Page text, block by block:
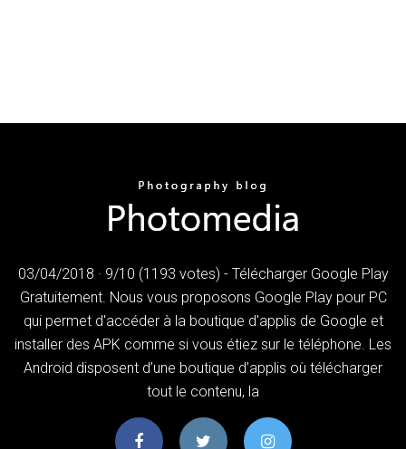
03/04/2018 · 9/10 (1193 votes) - Télécharger Google Play
Gratuitement. Nous vous proposons Google Play pour PC
qui permet d'accéder à la boutique d'applis de Google et
installer des APK comme si vous étiez sur le téléphone. Les
Android disposent d’une boutique d’applis où télécharger
tout le contenu, la